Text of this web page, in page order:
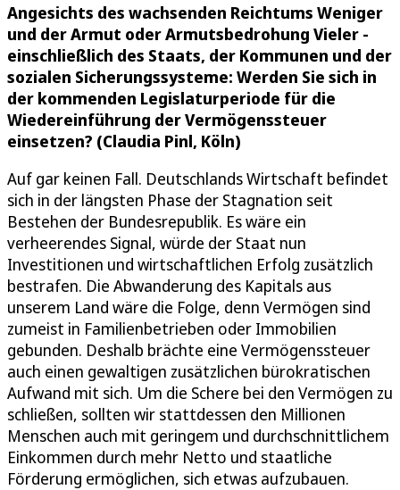
Angesichts des wachsenden Reichtums Weniger
und der Armut oder Armutsbedrohung Vieler -
einschließlich des Staats, der Kommunen und der
sozialen Sicherungssysteme: Werden Sie sich in
der kommenden Legislaturperiode für die
Wiedereinführung der Vermögenssteuer
einsetzen? (Claudia Pinl, Köln)
Auf gar keinen Fall. Deutschlands Wirtschaft befindet
sich in der längsten Phase der Stagnation seit
Bestehen der Bundesrepublik. Es wäre ein
verheerendes Signal, würde der Staat nun
Investitionen und wirtschaftlichen Erfolg zusätzlich
bestrafen. Die Abwanderung des Kapitals aus
unserem Land wäre die Folge, denn Vermögen sind
zumeist in Familienbetrieben oder Immobilien
gebunden. Deshalb brächte eine Vermögenssteuer
auch einen gewaltigen zusätzlichen bürokratischen
Aufwand mit sich. Um die Schere bei den Vermögen zu
schließen, sollten wir stattdessen den Millionen
Menschen auch mit geringem und durchschnittlichem
Einkommen durch mehr Netto und staatliche
Förderung ermöglichen, sich etwas aufzubauen.